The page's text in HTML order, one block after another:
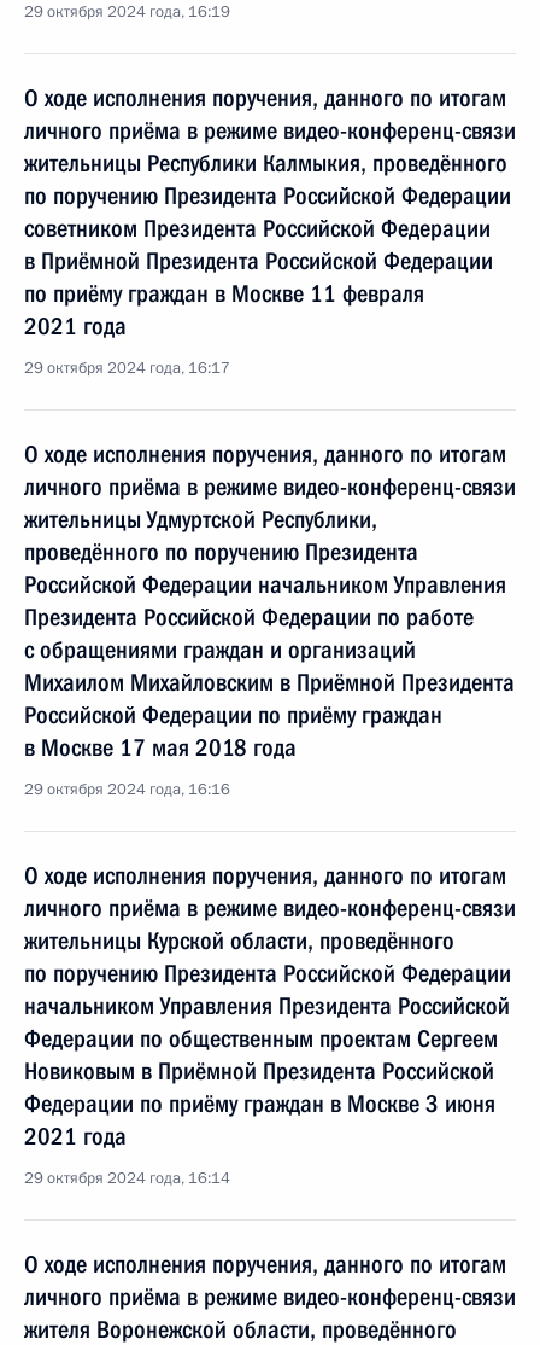
29 октября 2024 года, 16:19
О ходе исполнения поручения, данного по итогам
личного приёма в режиме видео-конференц-связи
жительницы Республики Калмыкия, проведённого
по поручению Президента Российской Федерации
советником Президента Российской Федерации
в Приёмной Президента Российской Федерации
по приёму граждан в Москве 11 февраля
2021 года
29 октября 2024 года, 16:17
О ходе исполнения поручения, данного по итогам
личного приёма в режиме видео-конференц-связи
жительницы Удмуртской Республики,
проведённого по поручению Президента
Российской Федерации начальником Управления
Президента Российской Федерации по работе
с обращениями граждан и организаций
Михаилом Михайловским в Приёмной Президента
Российской Федерации по приёму граждан
в Москве 17 мая 2018 года
29 октября 2024 года, 16:16
О ходе исполнения поручения, данного по итогам
личного приёма в режиме видео-конференц-связи
жительницы Курской области, проведённого
по поручению Президента Российской Федерации
начальником Управления Президента Российской
Федерации по общественным проектам Сергеем
Новиковым в Приёмной Президента Российской
Федерации по приёму граждан в Москве 3 июня
2021 года
29 октября 2024 года, 16:14
О ходе исполнения поручения, данного по итогам
личного приёма в режиме видео-конференц-связи
жителя Воронежской области, проведённого